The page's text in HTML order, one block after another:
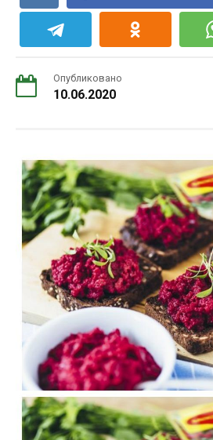
Опубликовано
10.06.2020